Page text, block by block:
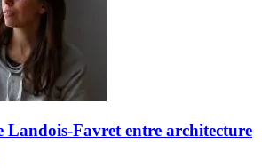
Landois-Favret entre architecture